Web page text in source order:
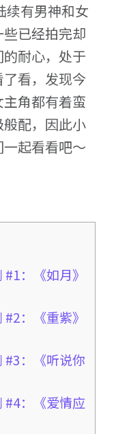
续有男神和女
已经拍完却
耐心，处于
看，发现今
角都有着蛮
配，因此小
起看看吧～
：《如月》
：《重紫》
#3：《听说你
#4：《爱情应